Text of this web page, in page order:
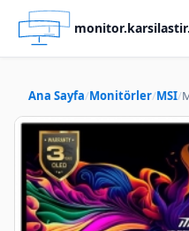
Ana Sayfa Monitörler MSI